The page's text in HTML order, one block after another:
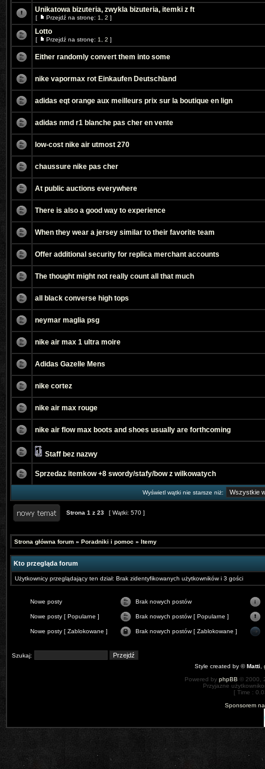
Unikatowa bizuteria, zwykla bizuteria, itemki z ft
[ Przejdź na stronę: 1 2 ]
Lotto
[ Przejdź na stronę: 1 2 ]
Either randomly convert them into some
nike vapormax rot Einkaufen Deutschland
adidas eqt orange aux meilleurs prix sur la boutique en lign
adidas nmd r1 blanche pas cher en vente
low-cost nike air utmost 270
chaussure nike pas cher
At public auctions everywhere
There is also a good way to experience
When they wear a jersey similar to their favorite team
Offer additional security for replica merchant accounts
The thought might not really count all that much
all black converse high tops
neymar maglia psg
nike air max 1 ultra moire
Adidas Gazelle Mens
nike cortez
nike air max rouge
nike air flow max boots and shoes usually are forthcoming
Staff bez nazwy
Sprzedaz itemkow +8 swordy/stafy/bow z wilkowatych
Wyświetl wątki nie starsze niż:
Strona 1 z 23 [ Wątki: 570 ]
Strona główna forum » Poradniki i pomoc » Itemy
Kto przegląda forum
Użytkownicy przeglądający ten dział: Brak zidentyfikowanych użytkowników i 3 gości
Nowe posty Brak nowych postów
Nowe posty [ Popularne ] Brak nowych postów [ Popularne ]
Nowe posty [ Zablokowane ] Brak nowych postów [ Zablokowane ]
Szukaj:
Style created by ©Matti
Powered by phpBB © 2000,
Przyjazne
[ Time :
Sponsorem